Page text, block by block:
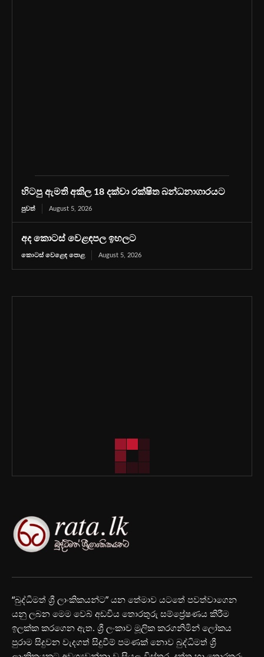
හිටපු ඇමති අකිල 18 දක්වා රක්ෂිත බන්ධනාගාරයට
පුවත් August 5, 2026
අද කොටස් වෙළඳපල ඉහලට
කොටස් වෙළෙඳ පොළ August 5, 2026
“බුද්ධිමත් ශ්‍රී ලාංකිකයන්ට” යන තේමාව යටතේ පවත්වාගෙන
යනු ලබන මෙම වෙබ් අඩවිය තොරතුරු සම්ප්‍රේෂණය කිරීම
ඉලක්ක කරගෙන ඇත. ශ්‍රී ලංකාව මූලික කරගනිමින් ලෝකය
පුරාම සිදුවන වැදගත් සිදුවීම් පමණක් නොව බුද්ධිමත් ශ්‍රී